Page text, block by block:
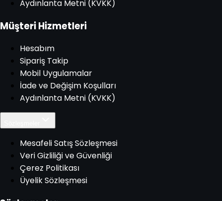
Aydınlanta Metni (KVKK)
Müşteri Hizmetleri
Hesabım
Sipariş Takip
Mobil Uygulamalar
İade ve Değişim Koşulları
Aydınlanta Metni (KVKK)
Mesafeli Satış Sözleşmesi
Veri Gizliliği ve Güvenliği
Çerez Politikası
Üyelik Sözleşmesi